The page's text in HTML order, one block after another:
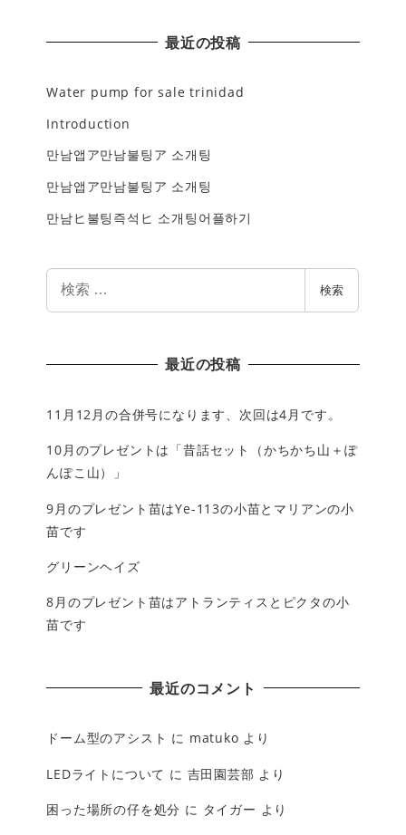
最近の投稿
Water pump for sale trinidad
Introduction
만남앱ア만남불팅ア 소개팅
만남앱ア만남불팅ア 소개팅
만남ヒ불팅즉석ヒ 소개팅어플하기
検索
最近の投稿
11月12月の合併号になります、次回は4月です。
10月のプレゼントは「昔話セット（かちかち山＋ぽ
んぽこ山）」
9月のプレゼント苗はYe-113の小苗とマリアンの小
苗です
グリーンヘイズ
8月のプレゼント苗はアトランティスとピクタの小
苗です
最近のコメント
ドーム型のアシスト に matuko より
LEDライトについて に 吉田園芸部 より
困った場所の仔を処分 に タイガー より